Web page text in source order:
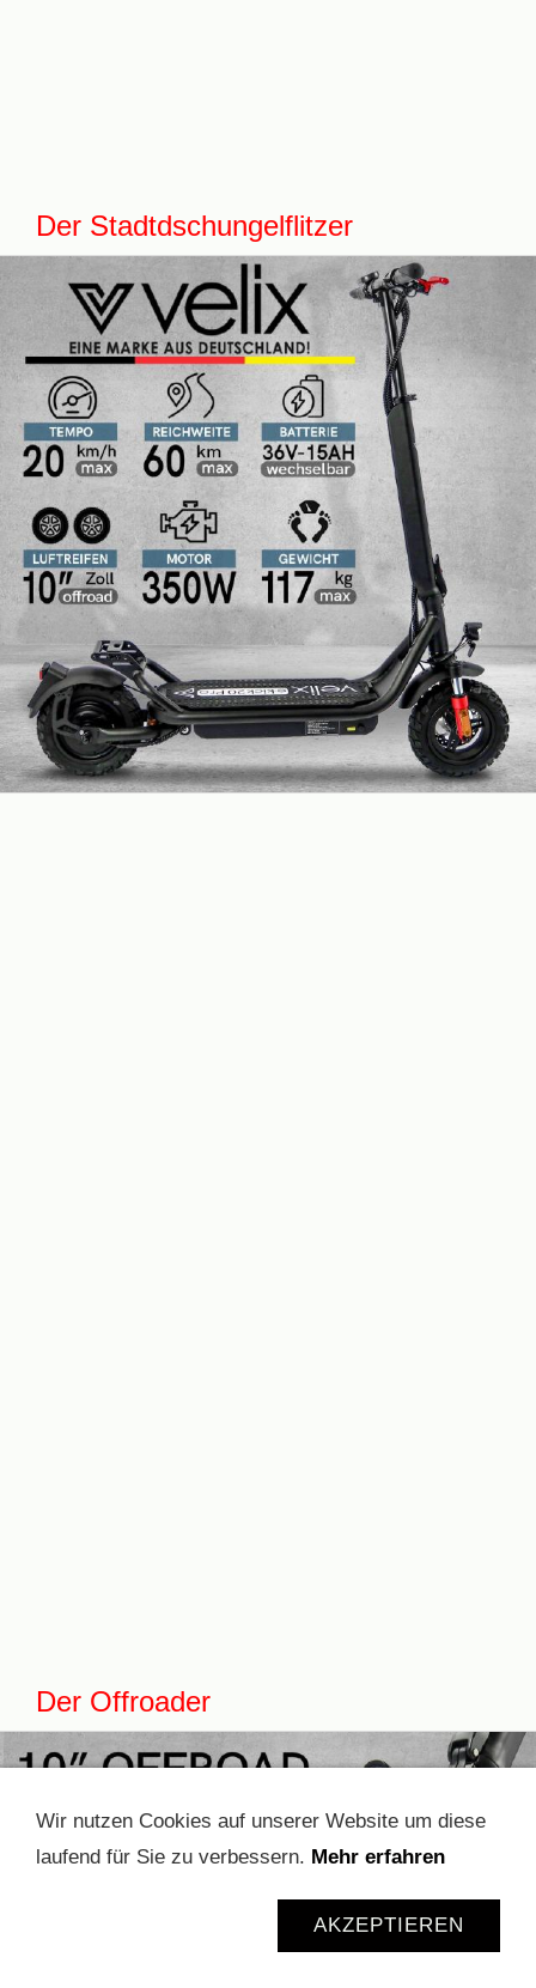
Der Stadtdschungelflitzer
Der Offroader
Wir nutzen Cookies auf unserer Website um diese
laufend für Sie zu verbessern. Mehr erfahren
AKZEPTIEREN